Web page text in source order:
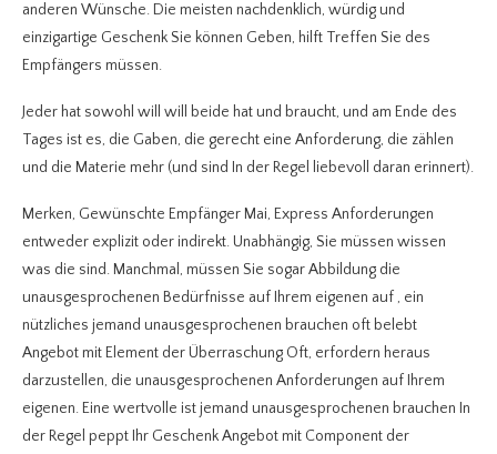
anderen Wünsche. Die meisten nachdenklich, würdig und
einzigartige Geschenk Sie können Geben, hilft Treffen Sie des
Empfängers müssen.
Jeder hat sowohl will will beide hat und braucht, und am Ende des
Tages ist es, die Gaben, die gerecht eine Anforderung, die zählen
und die Materie mehr (und sind In der Regel liebevoll daran erinnert).
Merken, Gewünschte Empfänger Mai, Express Anforderungen
entweder explizit oder indirekt. Unabhängig, Sie müssen wissen
was die sind. Manchmal, müssen Sie sogar Abbildung die
unausgesprochenen Bedürfnisse auf Ihrem eigenen auf , ein
nützliches jemand unausgesprochenen brauchen oft belebt
Angebot mit Element der Überraschung Oft, erfordern heraus
darzustellen, die unausgesprochenen Anforderungen auf Ihrem
eigenen. Eine wertvolle ist jemand unausgesprochenen brauchen In
der Regel peppt Ihr Geschenk Angebot mit Component der